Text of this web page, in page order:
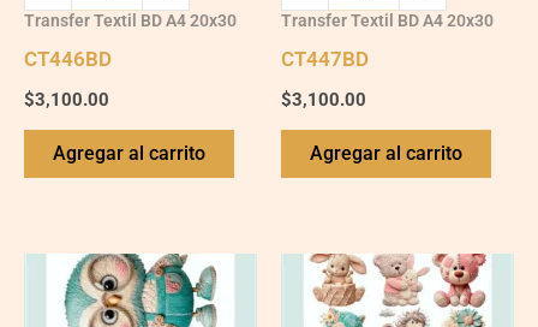
Transfer Textil BD A4 20x30
CT446BD
$3,100.00
Agregar al carrito
Transfer Textil BD A4 20x30
CT447BD
$3,100.00
Agregar al carrito
CT448BD
quantity
CT449BD
quantity